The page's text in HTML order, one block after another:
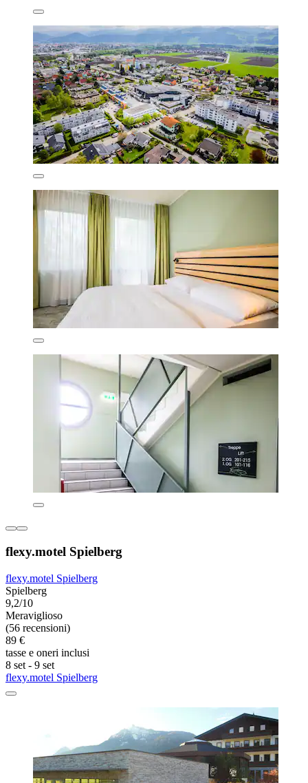
flexy.motel Spielberg
flexy.motel Spielberg
Spielberg
9,2/10
Meraviglioso
(56 recensioni)
89 €
tasse e oneri inclusi
8 set - 9 set
flexy.motel Spielberg